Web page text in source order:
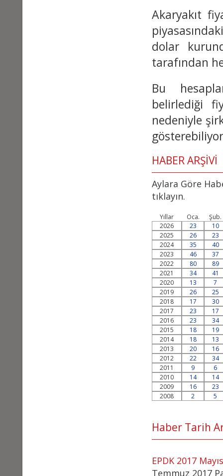
Akaryakıt
dolar
tarafından
Bu
belirlediği
nedeniyle
gösterebiliyor
HABER ARŞİVİ
Aylara Göre
tıklayın.
Yıllar Oca.
Şub.
2026
23
10
2025
26
23
2024
35
40
2023
46
37
2022
80
89
2021
34
41
2020
13
7
2019
26
25
2018
17
30
2017
23
17
2016
23
34
2015
18
19
2014
18
13
2013
20
16
2012
22
34
2011
9
6
2010
14
14
2009
16
23
2008
2 5
Haber Tarih
EPDK 2017
Temmuz 2017